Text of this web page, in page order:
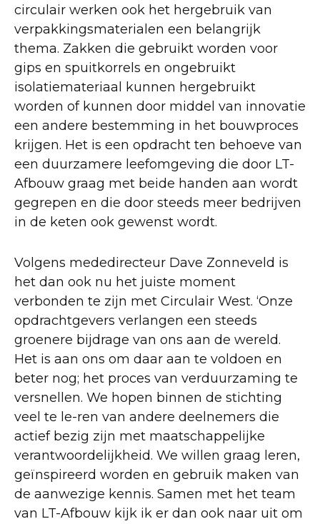
circulair werken ook het hergebruik van
verpakkingsmaterialen een belangrijk
thema. Zakken die gebruikt worden voor
gips en spuitkorrels en ongebruikt
isolatiemateriaal kunnen hergebruikt
worden of kunnen door middel van innovatie
een andere bestemming in het bouwproces
krijgen. Het is een opdracht ten behoeve van
een duurzamere leefomgeving die door LT-
Afbouw graag met beide handen aan wordt
gegrepen en die door steeds meer bedrijven
in de keten ook gewenst wordt.
Volgens mededirecteur Dave Zonneveld is
het dan ook nu het juiste moment
verbonden te zijn met Circulair West. ‘Onze
opdrachtgevers verlangen een steeds
groenere bijdrage van ons aan de wereld.
Het is aan ons om daar aan te voldoen en
beter nog; het proces van verduurzaming te
versnellen. We hopen binnen de stichting
veel te le-ren van andere deelnemers die
actief bezig zijn met maatschappelijke
verantwoordelijkheid. We willen graag leren,
geïnspireerd worden en gebruik maken van
de aanwezige kennis. Samen met het team
van LT-Afbouw kijk ik er dan ook naar uit om